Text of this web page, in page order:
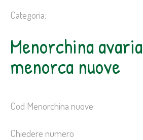
Categoria:
Menorchina
menorca nuove
Cod Menorchina nuove
Chiedere numero